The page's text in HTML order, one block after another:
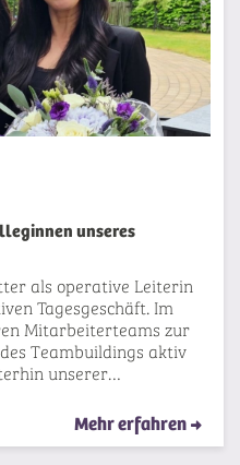
unseres
als operative Leiterin
Tagesgeschäft. Im
Mitarbeiterteams zur
Teambuildings aktiv
unserer…
Mehr erfahren